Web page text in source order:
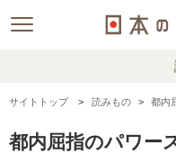
サイトトップ 読みもの 都内屈指のパ
都内屈指のパワー